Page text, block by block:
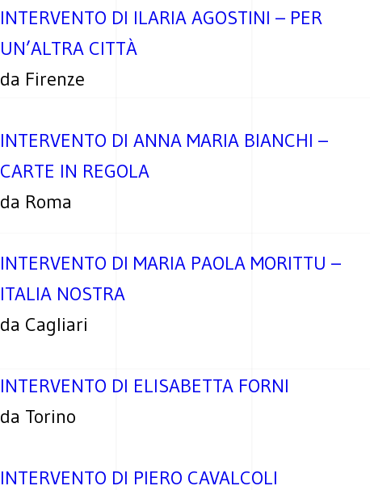
INTERVENTO DI ILARIA AGOSTINI – PER
UN’ALTRA CITTÀ
da Firenze
INTERVENTO DI ANNA MARIA BIANCHI –
CARTE IN REGOLA
da Roma
INTERVENTO DI MARIA PAOLA MORITTU –
ITALIA NOSTRA
da Cagliari
INTERVENTO DI ELISABETTA FORNI
da Torino
INTERVENTO DI PIERO CAVALCOLI